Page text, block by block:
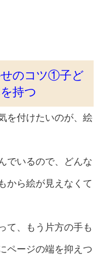
せのコツ①子ど
持つ
を付けたいのが、絵
でいるので、どんな
から絵が見えなくて
て、もう片方の手も
ページの端を抑えつ